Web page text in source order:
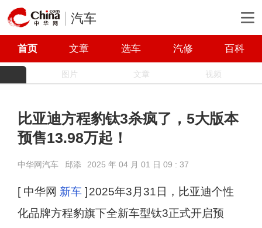
汽车
首页 文章 选车 汽修 百科
图片 文章 视频
比亚迪方程豹钛3杀疯了，5大版本
预售13.98万起！
中华网汽车 邱添 2025 年 04 月 01 日 09 : 37
[ 中华网 新车] 2025年3月31日，比亚迪个性
化品牌方程豹旗下全新车型钛3正式开启预